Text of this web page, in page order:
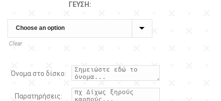
ΓΕΎΣΗ:
Clear
Όνομα στο δίσκο:
Παρατηρήσεις: